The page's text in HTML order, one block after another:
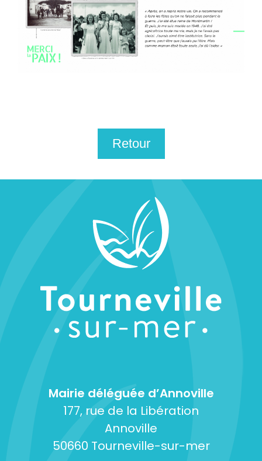
Retour
Mairie déléguée d’Annoville
177, rue de la Libération
Annoville
50660 Tourneville-sur-mer